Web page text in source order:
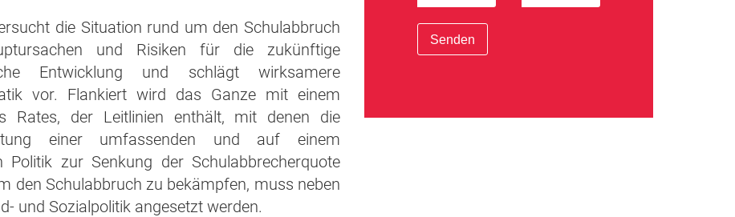
die Situation rund um den Schulabbruch
und Risiken für die zukünftige
Entwicklung und schlägt wirksamere
vor. Flankiert wird das Ganze mit einem
Rates, der Leitlinien enthält, mit denen die
einer umfassenden und auf einem
Politik zur Senkung der Schulabbrecherquote
den Schulabbruch zu bekämpfen, muss neben
und Sozialpolitik angesetzt werden.
Senden